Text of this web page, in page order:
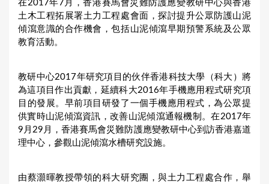
在2017年7月，香港賽馬會災難防護應變教研中心與香港
土木工程拓展署土力工程處會面，探討提升公眾防護山泥
傾瀉意識的合作機會，包括山泥傾瀉早期預警系統及公眾
教育活動。
教研中心2017年研究項目的伙伴香港科技大學（科大）將
為這項目作出貢獻，延續科大2016年手機應用程式研究項
目的發展。早前項目研發了一個手機應用程式，為公眾提
供實時山泥傾瀉資訊，改善山泥傾瀉通報機制。在2017年
9月29月，香港賽馬會災難防護應變教研中心到訪香港嘉道
理中心，參觀山泥傾瀉水槽研究設施。
由蔡灝暉教授帶領的科大研究團，與土力工程處合作，舉